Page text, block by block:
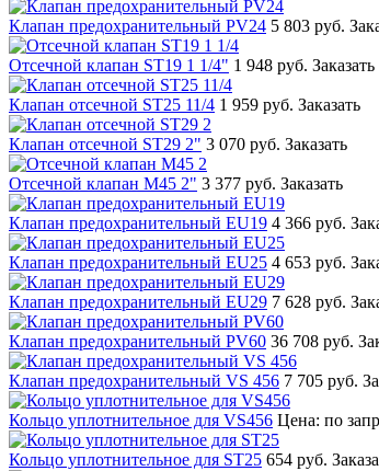
Клапан предохранительный PV24 5 803 руб.
Отсечной клапан ST19 1 1/4" 1 948 руб. Заказать
Клапан отсечной ST25 11/4 1 959 руб. Заказать
Клапан отсечной ST29 2" 3 070 руб. Заказать
Отсечной клапан М45 2" 3 377 руб. Заказать
Клапан предохранительный EU19 4 366 руб.
Клапан предохранительный EU25 4 653 руб.
Клапан предохранительный EU29 7 628 руб.
Клапан предохранительный PV60 36 708 руб.
Клапан предохранительный VS 456 7 705 руб.
Кольцо уплотнительное для VS456 Цена: по
Кольцо уплотнительное для ST25 654 руб.